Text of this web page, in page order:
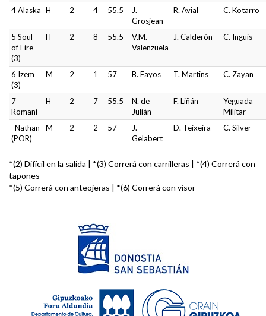
4 Alaska H 2 4 55.5
J.
Grosjean
R. Avial C. Kotarro
5 Soul
of Fire
(3)
H 2 8 55.5
V.M.
Valenzuela
J. Calderón C. Inguis
6 Izem
(3)
M 2 1 57 B. Fayos T. Martins C. Zayan
7
Romani
H 2 7 55.5
N. de
Julián
F. Liñán
Yeguada
Militar
Nathan
(POR)
M 2 2 57
J.
Gelabert
D. Teixeira C. Silver
*(2) Difícil en la salida | *(3) Correrá con carrilleras | *(4) Correrá con
tapones
*(5) Correrá con anteojeras | *(6) Correrá con visor